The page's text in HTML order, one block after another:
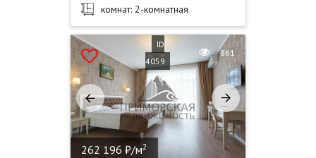
комнат: 2-комнатная
ID
4059
861
262 196 ₽/м2